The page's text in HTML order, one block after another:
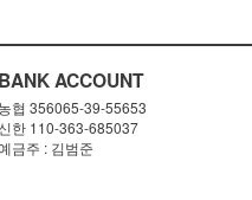
BANK ACCOUNT
농협 356065-39-55653
신한 110-363-685037
금주 : 김범준